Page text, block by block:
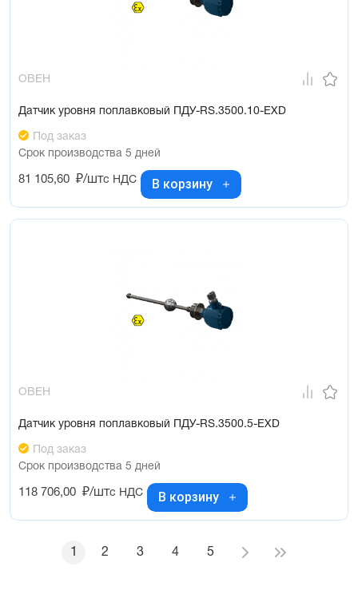
ОВЕН
Датчик уровня поплавковый ПДУ-RS.3500.10-ЕХD
Под заказ
Срок производства 5 дней
81 105,60 ₽/штс НДС В корзину
ОВЕН
Датчик уровня поплавковый ПДУ-RS.3500.5-ЕХD
Под заказ
Срок производства 5 дней
118 706,00 ₽/штс НДС В корзину
1 2 3 4 5